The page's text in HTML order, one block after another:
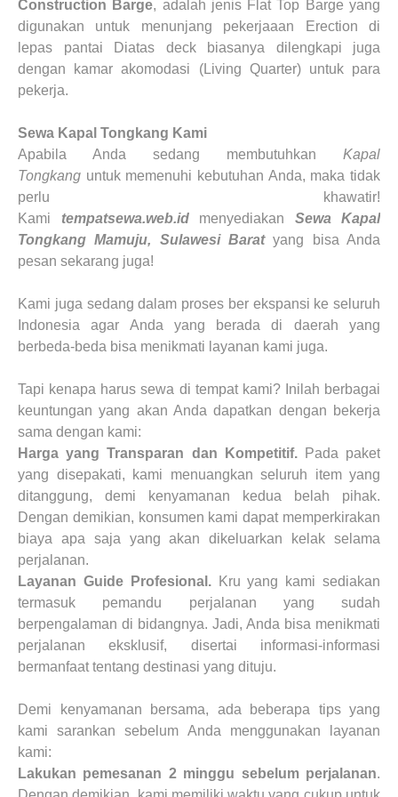
Construction Barge, adalah jenis Flat Top Barge yang
digunakan untuk menunjang pekerjaaan Erection di
lepas pantai Diatas deck biasanya dilengkapi juga
dengan kamar akomodasi (Living Quarter) untuk para
pekerja.
Sewa Kapal Tongkang Kami
Apabila Anda sedang membutuhkan Kapal
Tongkang untuk memenuhi kebutuhan Anda, maka tidak
perlu khawatir!
Kami tempatsewa.web.idmenyediakan Sewa Kapal
TongkangMamuju, Sulawesi Barat yang bisa Anda
pesan sekarang juga!
Kami juga sedang dalam proses ber ekspansi ke seluruh
Indonesia agar Anda yang berada di daerah yang
berbeda-beda bisa menikmati layanan kami juga.
Tapi kenapa harus sewa di tempat kami? Inilah berbagai
keuntungan yang akan Anda dapatkan dengan bekerja
sama dengan kami:
Harga yang Transparan dan Kompetitif.
Pada paket
yang disepakati, kami menuangkan seluruh item yang
ditanggung, demi kenyamanan kedua belah pihak.
Dengan demikian, konsumen kami dapat memperkirakan
biaya apa saja yang akan dikeluarkan kelak selama
perjalanan.
Layanan Guide Profesional.
Kru yang kami sediakan
termasuk pemandu perjalanan yang sudah
berpengalaman di bidangnya. Jadi, Anda bisa menikmati
perjalanan eksklusif, disertai informasi-informasi
bermanfaat tentang destinasi yang dituju.
Demi kenyamanan bersama, ada beberapa tips yang
kami sarankan sebelum Anda menggunakan layanan
kami:
Lakukan pemesanan 2 minggu sebelum perjalanan.